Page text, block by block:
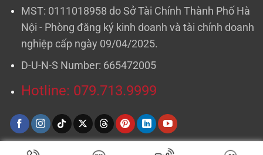
MST: 0111018958 do Sở Tài Chính Thành Phố Hà
Nội - Phòng đăng ký kinh doanh và tài chính doanh
nghiệp cấp ngày 09/04/2025.
D-U-N-S Number: 665472005
Hotline: 079.713.9999